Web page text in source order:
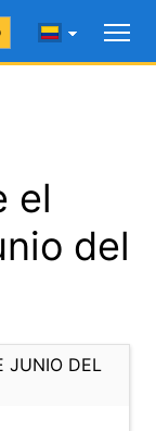
el
del
JUNIO DEL